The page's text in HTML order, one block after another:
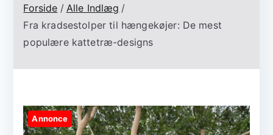
Forside
Alle Indlæg
Fra kradsestolper til hængekøjer: De mest
populære kattetræ-designs
Annonce